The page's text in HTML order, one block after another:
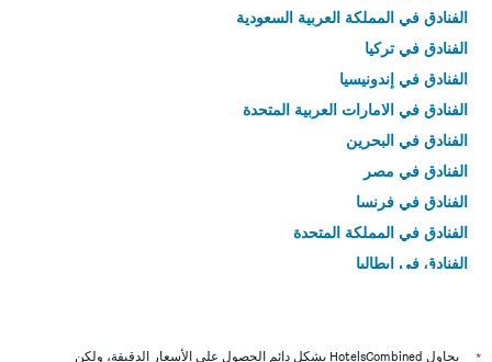
الفنادق في المملكة العربية السعودية
الفنادق في تركيا
الفنادق في إندونيسيا
الفنادق في الامارات العربية المتحدة
الفنادق في البحرين
الفنادق في مصر
الفنادق في فرنسا
الفنادق في المملكة المتحدة
الفنادق في إيطاليا
يحاول HotelsCombined بشكل دائم الحصول على الأسعار الدقيقة، ولكن